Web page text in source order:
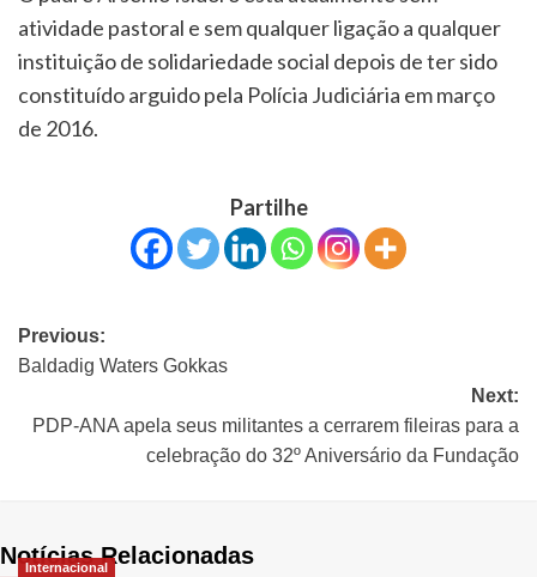
atividade pastoral e sem qualquer ligação a qualquer
instituição de solidariedade social depois de ter sido
constituído arguido pela Polícia Judiciária em março
de 2016.
Partilhe
Previous:
Baldadig Waters Gokkas
Next:
PDP-ANA apela seus militantes a cerrarem fileiras para a
celebração do 32º Aniversário da Fundação
Notícias Relacionadas
Internacional